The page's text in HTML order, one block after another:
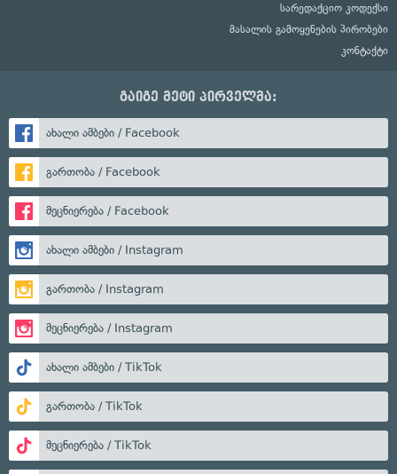
სარედაქციო კოდექსი
მასალის გამოყენების პირობები
კონტაქტი
გაიგე მეტი პირველმა:
ახალი ამბები / Facebook
გართობა / Facebook
მეცნიერება / Facebook
ახალი ამბები / Instagram
გართობა / Instagram
მეცნიერება / Instagram
ახალი ამბები / TikTok
გართობა / TikTok
მეცნიერება / TikTok